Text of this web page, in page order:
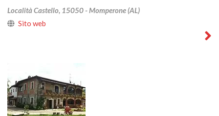
Località Castello, 15050 - Momperone (AL)
Sito web